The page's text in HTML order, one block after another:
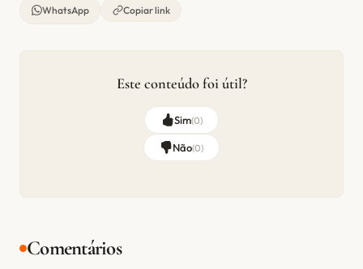
WhatsApp
Copiar link
Este conteúdo foi útil?
Sim(0)
Não(0)
Comentários